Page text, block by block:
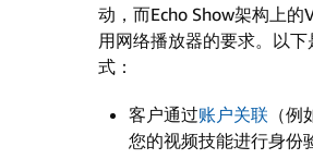
动，而Echo Show架构上的
用网络播放器的要求。以
式：
客户通过账户关联 （
您的视频技能进行身份